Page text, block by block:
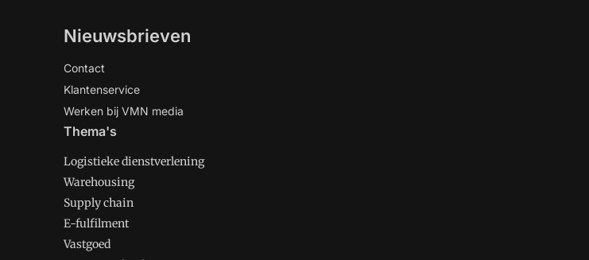
Nieuwsbrieven
Contact
Klantenservice
Werken bij VMN media
Thema's
Logistieke dienstverlening
Warehousing
Supply chain
E-fulfilment
Vastgoed